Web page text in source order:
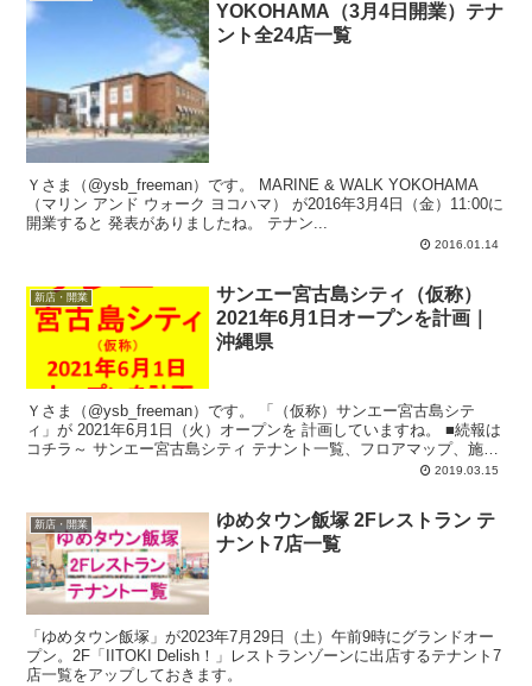
YOKOHAMA（3月4日開業）テナ
ント全24店一覧
Ｙさま（@ysb_freeman）です。 MARINE & WALK YOKOHAMA
（マリン アンド ウォーク ヨコハマ） が2016年3月4日（金）11:00に
開業すると 発表がありましたね。 テナン...
2016.01.14
新店・開業
サンエー宮古島シティ（仮称）
2021年6月1日オープンを計画｜
沖縄県
Ｙさま（@ysb_freeman）です。 「（仮称）サンエー宮古島シテ
ィ」が 2021年6月1日（火）オープンを 計画していますね。 ■続報は
コチラ～ サンエー宮古島シティ テナント一覧、フロアマップ、施設
2019.03.15
新店・開業
ゆめタウン飯塚 2Fレストラン テ
ナント7店一覧
「ゆめタウン飯塚」が2023年7月29日（土）午前9時にグランドオー
プン。2F「IITOKI Delish！」レストランゾーンに出店するテナント7
店一覧をアップしておきます。